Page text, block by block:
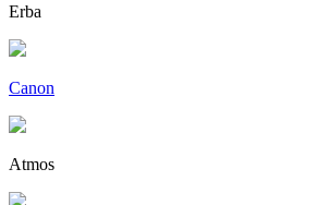
Erba
Canon
Atmos